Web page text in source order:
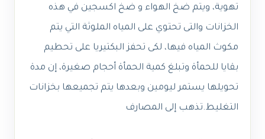
تهوية، ويتم ضخ الهواء و ضخ اكسجين في هذه
الخزانات والتى تحتوي على المياه الملوثة التي يتم
مكوث المياه فيها، لكى تحفز البكتيريا على تحطيم
بقايا للحمأة وتبلغ كمية الحمأة أحجام صغيرة، إن مدة
تحويلها يستمر ليومين وبعدها يتم تجميعها بخزانات
التغليط.تذهب إلى المصارف